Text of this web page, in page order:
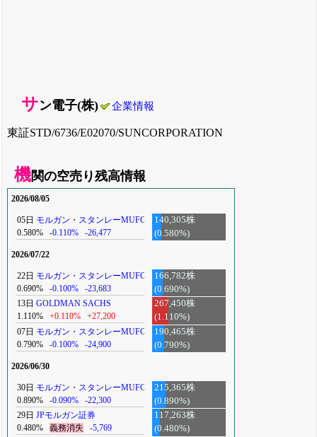
サン電子(株) 企業情報
東証STD/6736/E02070/SUNCORPORATION
機関の空売り残高情報
2026/08/05
05日 モルガン・スタンレーMUFG
0.580%
-0.110% -26,477
140,305株
(0.580%)
2026/07/22
22日 モルガン・スタンレーMUFG
0.690%
-0.100% -23,683
166,782株
(0.690%)
13日 GOLDMAN SACHS
1.110%
+0.110% +27,200
267,450株
(1.110%)
07日 モルガン・スタンレーMUFG
0.790%
-0.100% -24,900
190,465株
(0.790%)
2026/06/30
30日 モルガン・スタンレーMUFG
0.890%
-0.090% -22,300
215,365株
(0.890%)
29日 JPモルガン証券
0.480%
義務消失 -5,769
117,263株
(0.480%)